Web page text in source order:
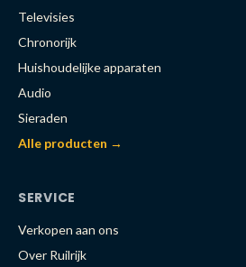
Televisies
Chronorijk
Huishoudelijke apparaten
Audio
Sieraden
Alle producten →
SERVICE
Verkopen aan ons
Over Ruilrijk